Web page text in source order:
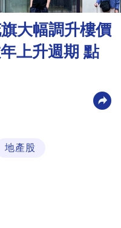
大幅調升樓價
上升週期 點
地產股